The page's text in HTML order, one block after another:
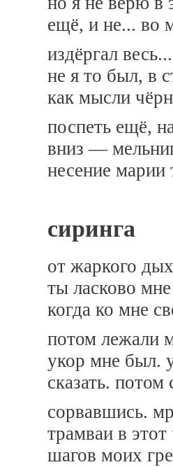
ещё, и не... во
издёргал
не я то был, в
как мысли
поспеть ещё,
вниз —
несение
сиринга
от жаркого
ты ласково
когда ко мне
потом лежали
укор мне был.
сказать.
сорвавшись.
трамваи в
шагов моих